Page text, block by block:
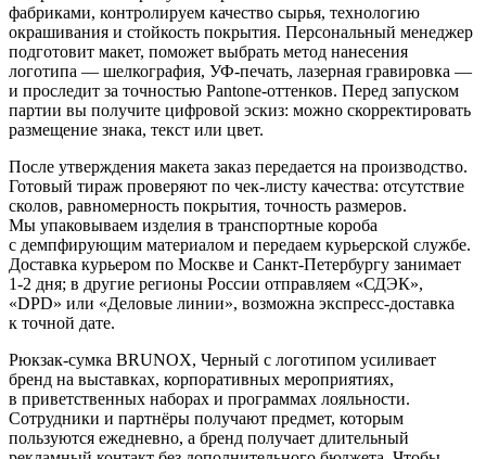
фабриками, контролируем качество сырья, технологию
окрашивания и стойкость покрытия. Персональный менеджер
подготовит макет, поможет выбрать метод нанесения
логотипа — шелкография, УФ-печать, лазерная гравировка —
и проследит за точностью Pantone-оттенков. Перед запуском
партии вы получите цифровой эскиз: можно скорректировать
размещение знака, текст или цвет.
После утверждения макета заказ передается на производство.
Готовый тираж проверяют по чек-листу качества: отсутствие
сколов, равномерность покрытия, точность размеров.
Мы упаковываем изделия в транспортные короба
с демпфирующим материалом и передаем курьерской службе.
Доставка курьером по Москве и Санкт-Петербургу занимает
1-2 дня; в другие регионы России отправляем «СДЭК»,
«DPD» или «Деловые линии», возможна экспресс-доставка
к точной дате.
Рюкзак-сумка BRUNOX, Черный с логотипом усиливает
бренд на выставках, корпоративных мероприятиях,
в приветственных наборах и программах лояльности.
Сотрудники и партнёры получают предмет, которым
пользуются ежедневно, а бренд получает длительный